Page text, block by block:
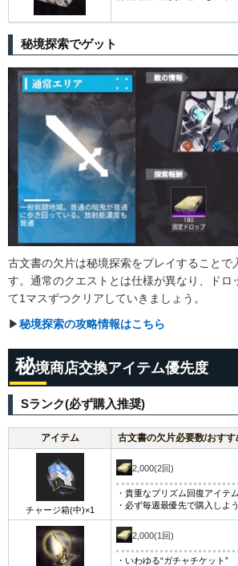
秘境探索でゲット
古文書の欠片は秘境探索をプレイすることで
す。通常のクエストとは仕様が異なり、ドロ
て1マスずつクリアしていきましょう。
▶︎秘境探索の攻略情報はこちら
秘境商店交換アイテム優先度
Sランク(必ず購入推奨)
アイテム 古文書の欠片必要数/おすす
チャージ箱(中)×1
2,000(2回)
・貴重なプリズム回復アイテム
・必ず毎週最優先で購入しよう
2,000(1回)
・いわゆる“ガチャチケット”